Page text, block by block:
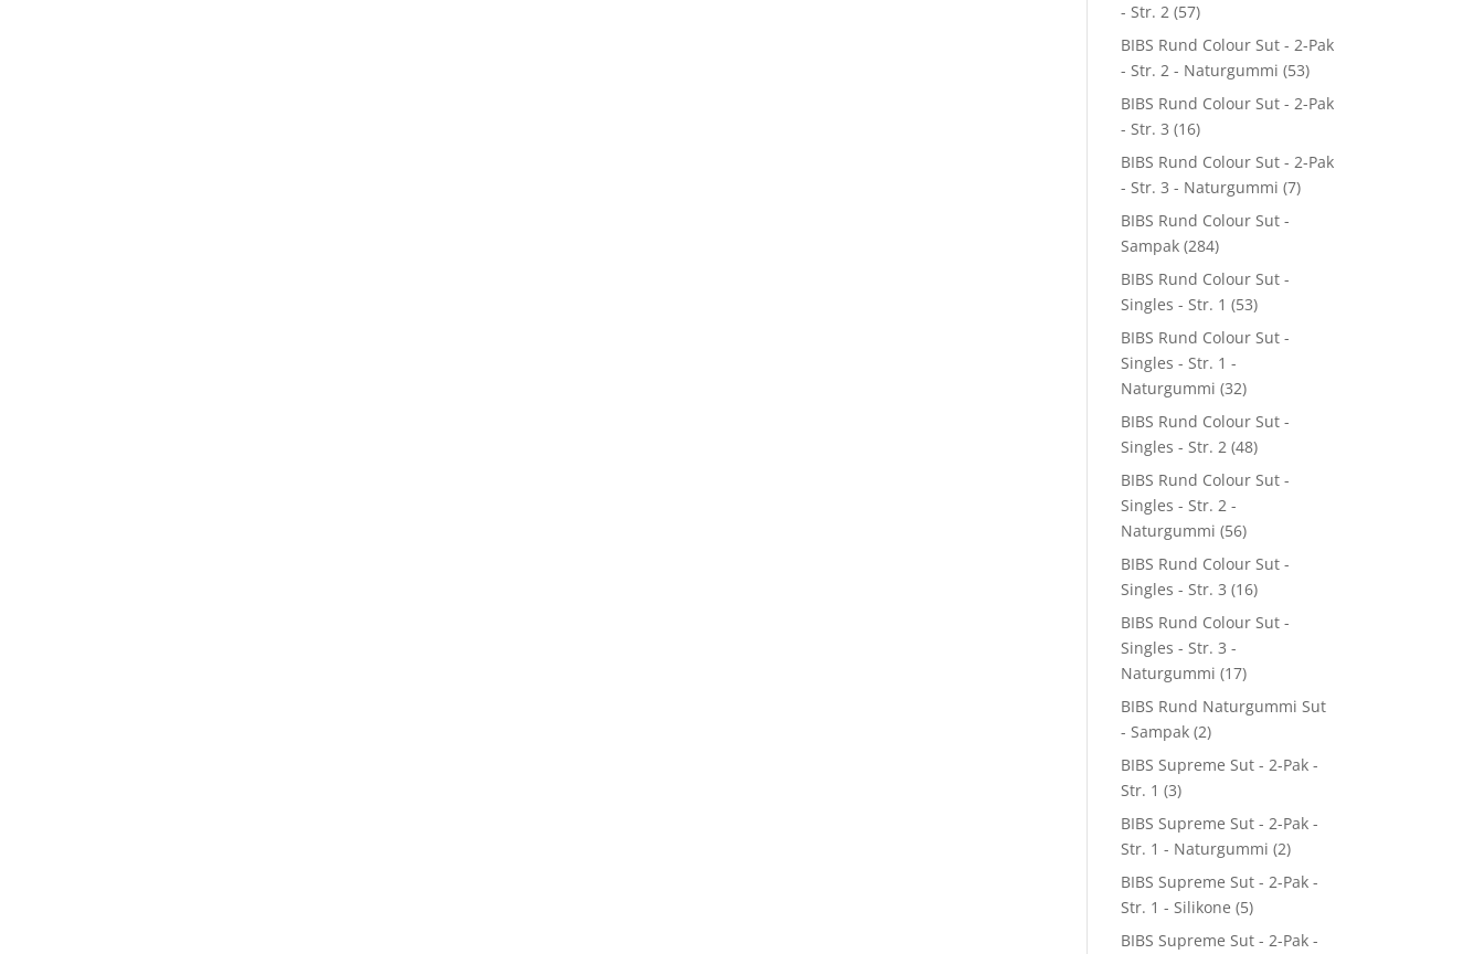
- Str. 2 (57)
BIBS Rund Colour Sut - 2-Pak
- Str. 2 - Naturgummi (53)
BIBS Rund Colour Sut - 2-Pak
- Str. 3 (16)
BIBS Rund Colour Sut - 2-Pak
- Str. 3 - Naturgummi (7)
BIBS Rund Colour Sut -
Sampak (284)
BIBS Rund Colour Sut -
Singles - Str. 1 (53)
BIBS Rund Colour Sut -
Singles - Str. 1 -
Naturgummi (32)
BIBS Rund Colour Sut -
Singles - Str. 2 (48)
BIBS Rund Colour Sut -
Singles - Str. 2 -
Naturgummi (56)
BIBS Rund Colour Sut -
Singles - Str. 3 (16)
BIBS Rund Colour Sut -
Singles - Str. 3 -
Naturgummi (17)
BIBS Rund Naturgummi Sut
- Sampak (2)
BIBS Supreme Sut - 2-Pak -
Str. 1 (3)
BIBS Supreme Sut - 2-Pak -
Str. 1 - Naturgummi (2)
BIBS Supreme Sut - 2-Pak -
Str. 1 - Silikone (5)
BIBS Supreme Sut - 2-Pak -